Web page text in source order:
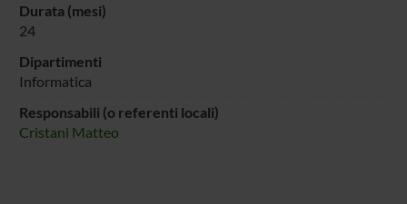
Durata (mesi)
24
Dipartimenti
Informatica
Responsabili (o referenti locali)
Cristani Matteo